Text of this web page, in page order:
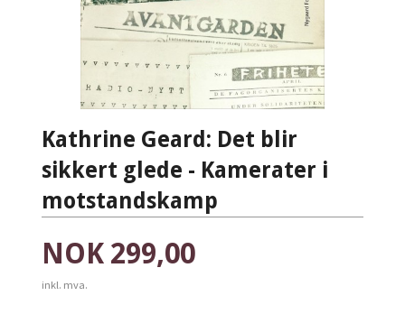
Kathrine Geard: Det blir
sikkert glede - Kamerater i
motstandskamp
Pris
NOK 299,00
inkl. mva.